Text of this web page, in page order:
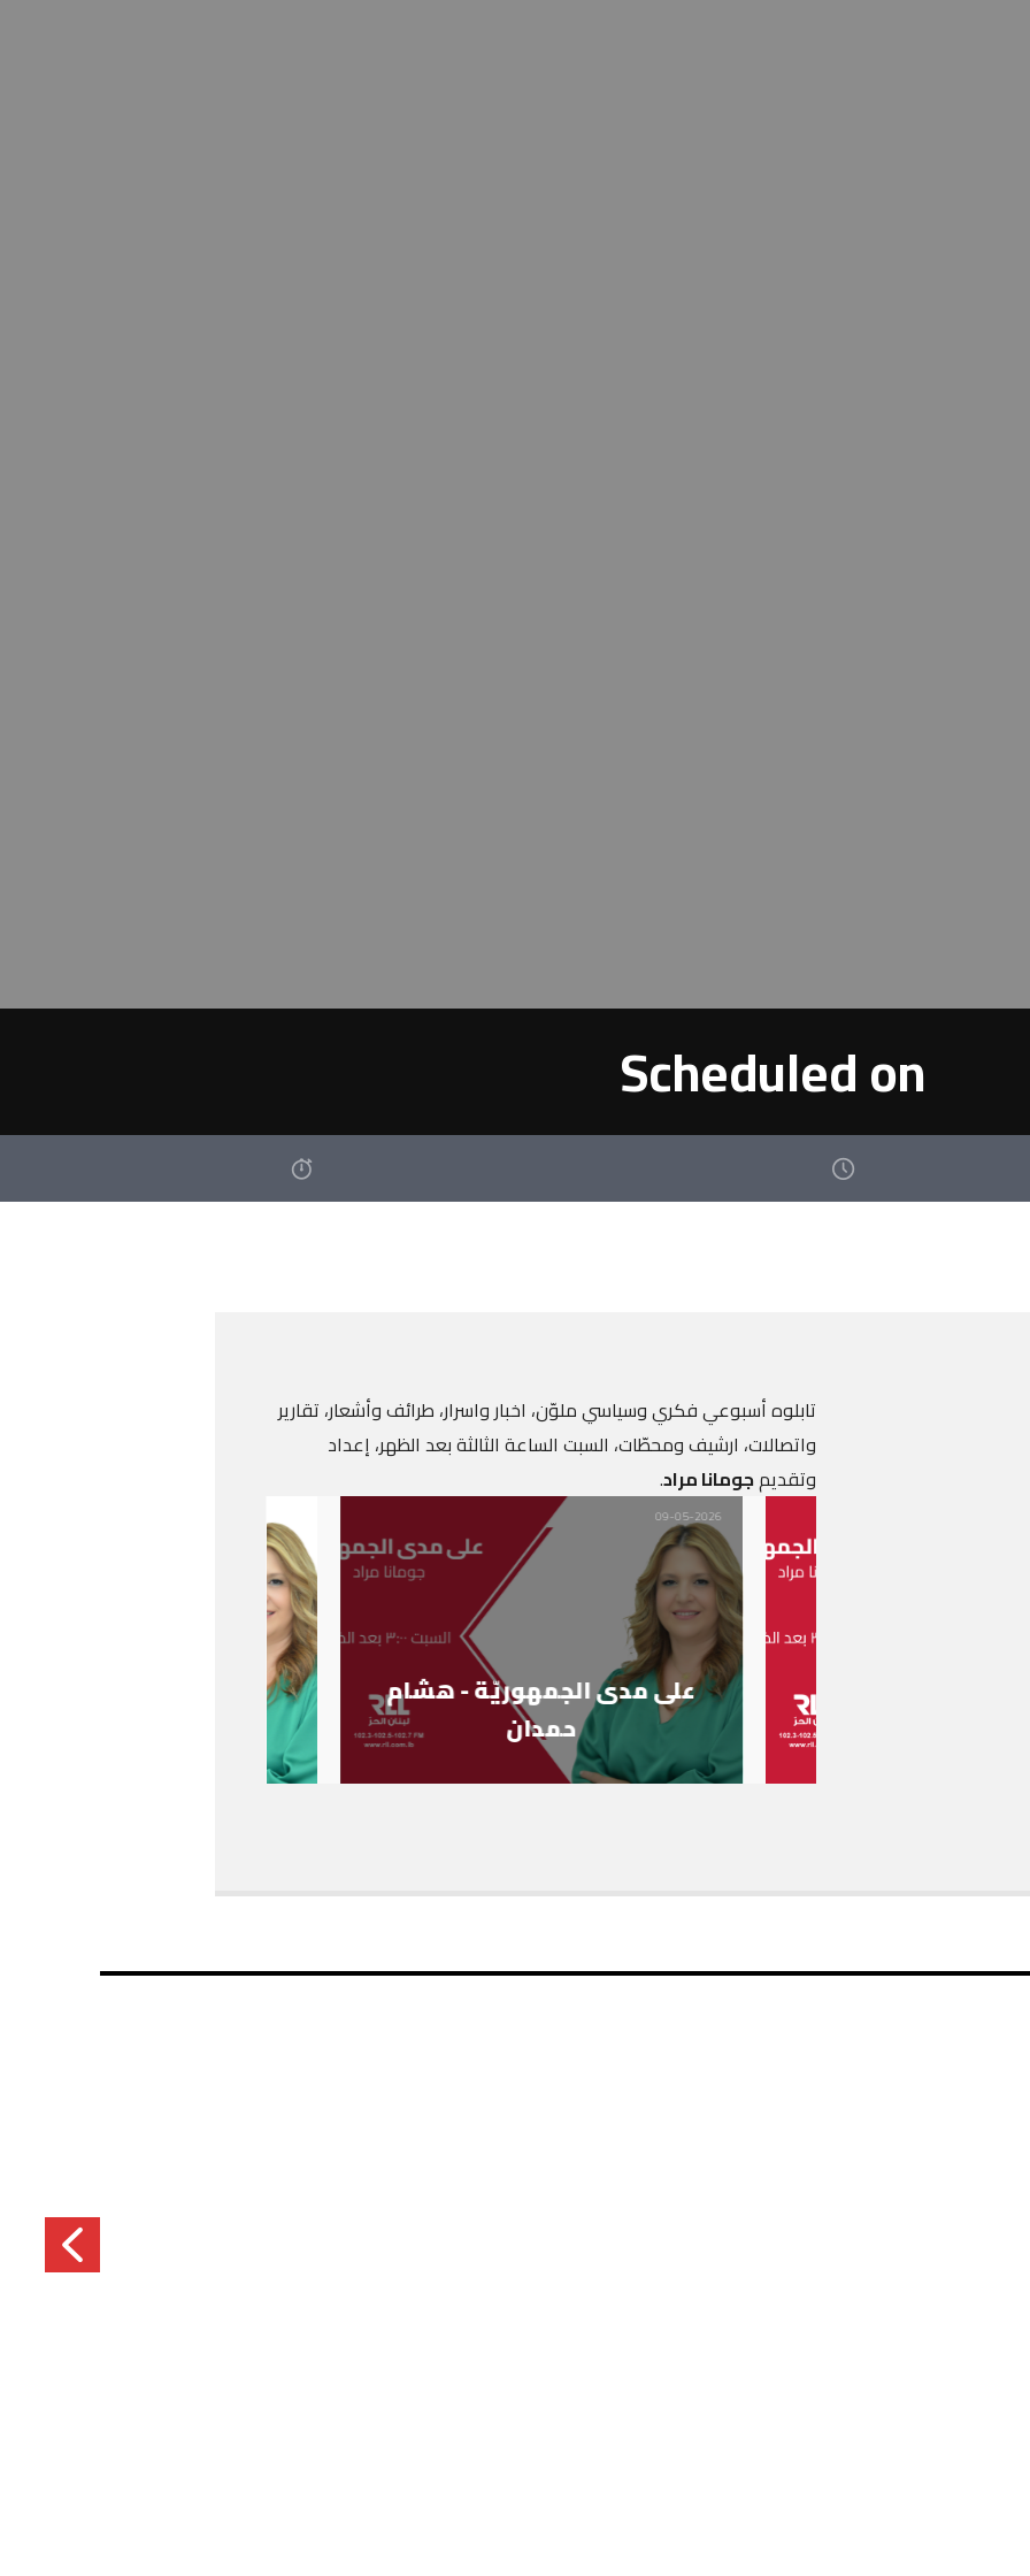
Scheduled on
تابلوه أسبوعي فكري وسياسي ملوّن، اخبار واسرار، طرائف وأشعار، تقارير
واتصالات، ارشيف ومحطّات، السبت الساعة الثالثة بعد الظهر، إعداد
وتقديمجومانا مراد.
على مدى الجمهوريّة - هشام
حمدان
09-05-2026